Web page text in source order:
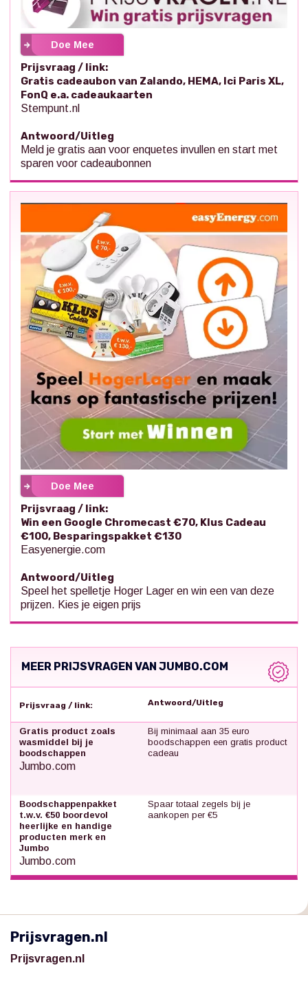
Doe Mee
Prijsvraag / link:
Gratis cadeaubon van Zalando, HEMA, Ici Paris XL,
FonQ e.a. cadeaukaarten
Stempunt.nl
Antwoord/Uitleg
Meld je gratis aan voor enquetes invullen en start met
sparen voor cadeaubonnen
Doe Mee
Prijsvraag / link:
Win een Google Chromecast €70, Klus Cadeau
€100, Besparingspakket €130
Easyenergie.com
Antwoord/Uitleg
Speel het spelletje Hoger Lager en win een van deze
prijzen. Kies je eigen prijs
MEER PRIJSVRAGEN VAN JUMBO.COM
Prijsvraag / link: Antwoord/Uitleg
Gratis product zoals
wasmiddel bij je
boodschappen
Jumbo.com
Bij minimaal aan 35 euro
boodschappen een gratis product
cadeau
Boodschappenpakket
t.w.v. €50 boordevol
heerlijke en handige
producten merk en
Jumbo
Jumbo.com
Spaar totaal zegels bij je
aankopen per €5
Prijsvragen.nl
Prijsvragen.nl